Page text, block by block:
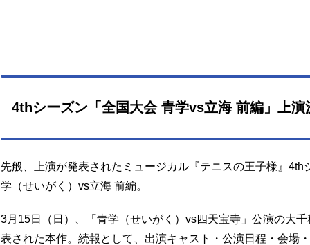
4thシーズン「全国大会 青学vs立海 前編」上演
先般、上演が発表されたミュージカル『テニスの王子様』4th
学（せいがく）vs立海 前編。
3月15日（日）、「青学（せいがく）vs四天宝寺」公演の大
表された本作。続報として、出演キャスト・公演日程・会場
♪ in アニメイトタイ